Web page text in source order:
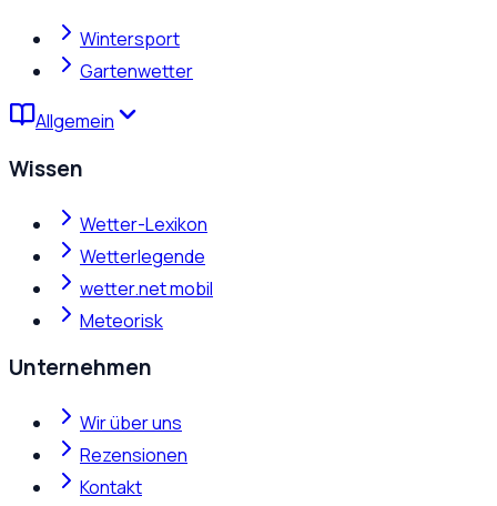
Wintersport
Gartenwetter
Allgemein
Wissen
Wetter-Lexikon
Wetterlegende
wetter.net mobil
Meteorisk
Unternehmen
Wir über uns
Rezensionen
Kontakt